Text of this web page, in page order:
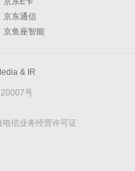
京东通信
京鱼座智能
& IR
号
电信业务经营许可证